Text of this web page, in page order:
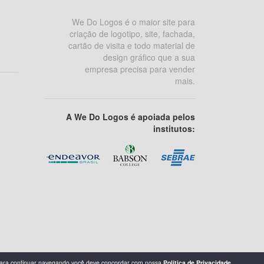
We Do Logos é o maior site para
criação de logotipo, site, fachada,
cartão de visita e todo material de
design gráfico que a sua
empresa precisa para vender
mais.
A We Do Logos é apoiada pelos
institutos: